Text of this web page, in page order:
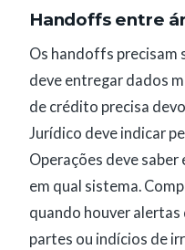
Handoffs entre
Os handoffs precisam
deve entregar dados
de crédito precisa
Jurídico deve indicar
Operações deve
em qual sistema.
quando houver
partes ou indícios de